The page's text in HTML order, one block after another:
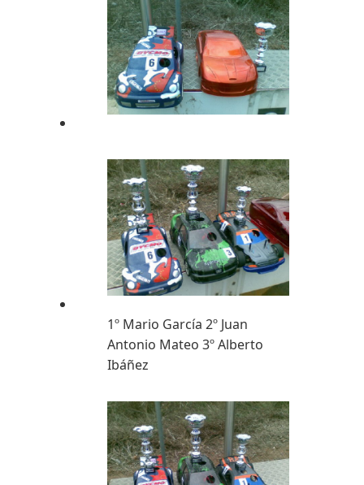
1º Mario García 2º Juan
Antonio Mateo 3º Alberto
Ibáñez